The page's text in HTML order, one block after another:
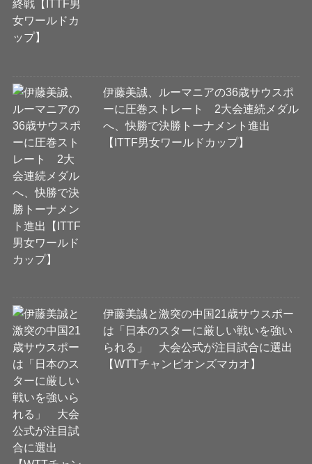
伊藤美誠、ルーマニアの36歳サウスポ
ーに圧巻ストレート 2大会連続メダル
へ、快勝で決勝トーナメント進出
【ITTF男女ワールドカップ】
伊藤美誠と激突の中国21歳サウスポー
は「日本のスターに厳しい戦いを強い
られる」 大会公式が注目試合に選出
【WTTチャンピオンズマカオ】